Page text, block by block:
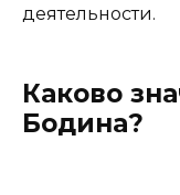
деятельности.
Каково
Бодина?